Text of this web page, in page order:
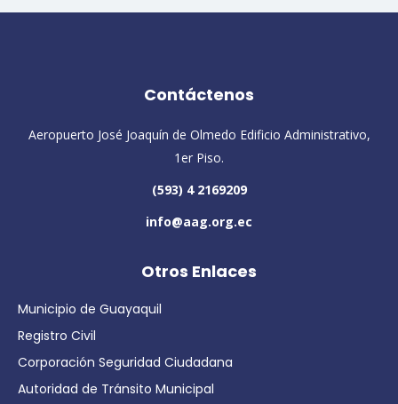
Contáctenos
Aeropuerto José Joaquín de Olmedo Edificio Administrativo,
1er Piso.
(593) 4 2169209
info@aag.org.ec
Otros Enlaces
Municipio de Guayaquil
Registro Civil
Corporación Seguridad Ciudadana
Autoridad de Tránsito Municipal